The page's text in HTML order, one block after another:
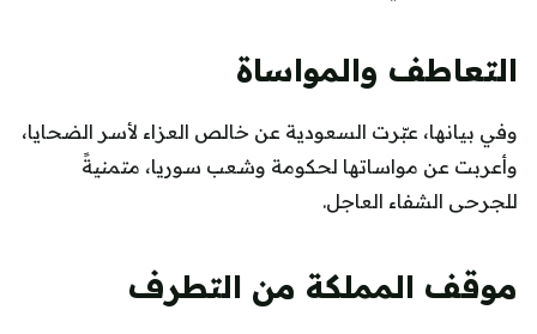
التعاطف والمواساة
وفي بيانها، عبّرت السعودية عن خالص العزاء لأسر الضحايا،
وأعربت عن مواساتها لحكومة وشعب سوريا، متمنيةً
للجرحى الشفاء العاجل.
موقف المملكة من التطرف